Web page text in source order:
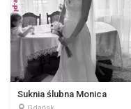
Suknia ślubna Monica